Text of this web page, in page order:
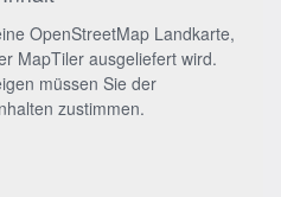
OpenStreetMap Landkarte,
MapTiler ausgeliefert wird.
müssen Sie der
zustimmen.